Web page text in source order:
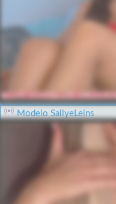
Modelo SallyeLeins